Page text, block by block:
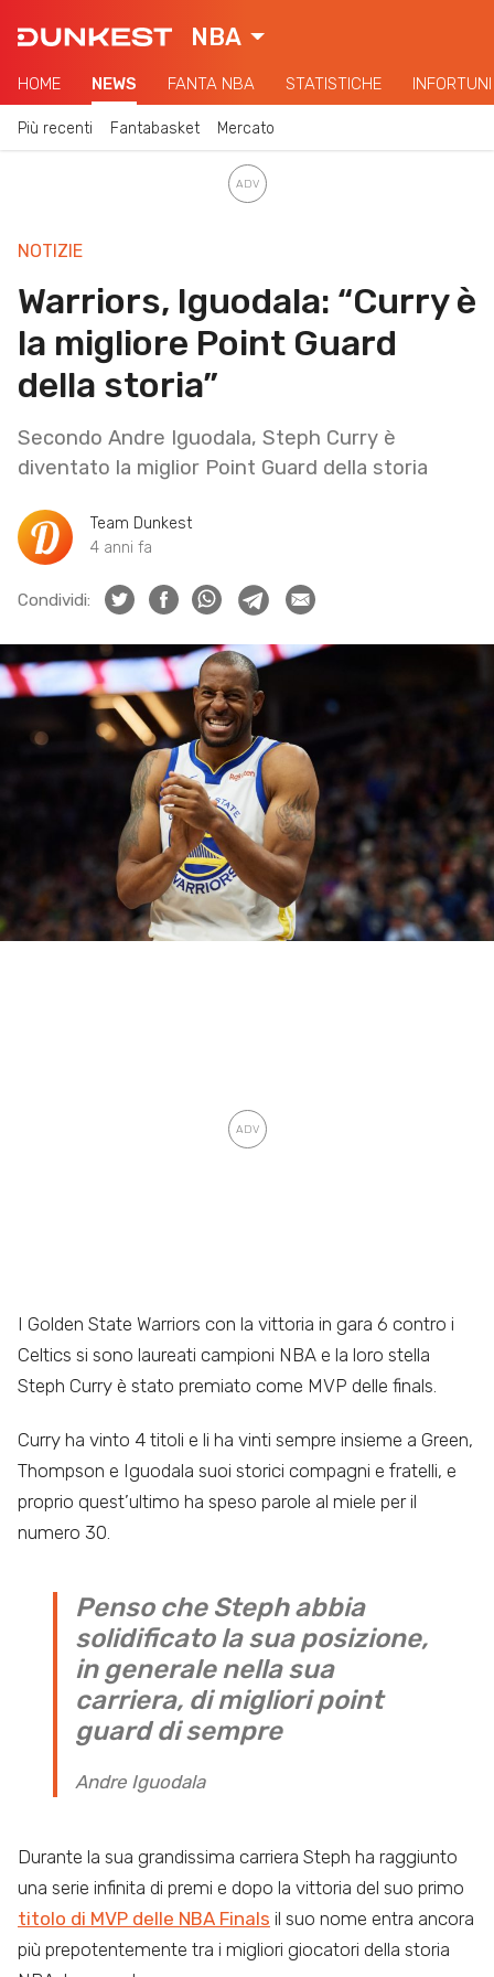
NBA
HOME NEWS FANTA NBA STATISTICHE INFORTUNI
Più recenti Fantabasket Mercato
NOTIZIE
Warriors, Iguodala: “Curry è
la migliore Point Guard
della storia”
Secondo Andre Iguodala, Steph Curry è
diventato la miglior Point Guard della storia
Team Dunkest
4 anni fa
Condividi:
I Golden State Warriors con la vittoria in gara 6 contro i
Celtics si sono laureati campioni NBA e la loro stella
Steph Curry è stato premiato come MVP delle finals.
Curry ha vinto 4 titoli e li ha vinti sempre insieme a Green,
Thompson e Iguodala suoi storici compagni e fratelli, e
proprio quest’ultimo ha speso parole al miele per il
numero 30.
Penso che Steph abbia
solidificato la sua posizione,
in generale nella sua
carriera, di migliori point
guard di sempre
Andre Iguodala
Durante la sua grandissima carriera Steph ha raggiunto
una serie infinita di premi e dopo la vittoria del suo primo
titolo di MVP delle NBA Finals il suo nome entra ancora
più prepotentemente tra i migliori giocatori della storia